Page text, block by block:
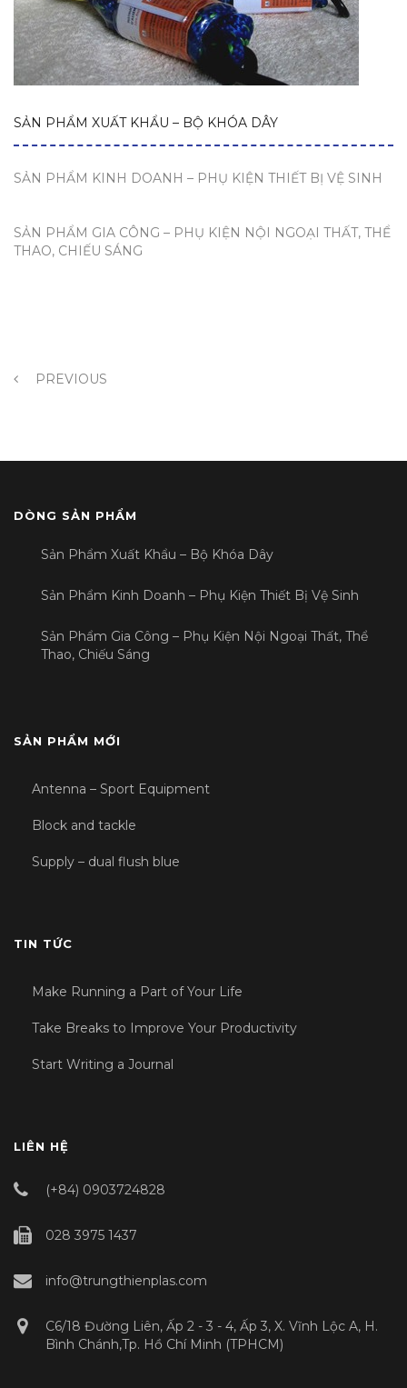
SẢN PHẨM XUẤT KHẨU – BỘ KHÓA DÂY
SẢN PHẨM KINH DOANH – PHỤ KIỆN THIẾT BỊ VỆ SINH
SẢN PHẨM GIA CÔNG – PHỤ KIỆN NỘI NGOẠI THẤT, THỂ
THAO, CHIẾU SÁNG
PREVIOUS
DÒNG SẢN PHẨM
Sản Phẩm Xuất Khẩu – Bộ Khóa Dây
Sản Phẩm Kinh Doanh – Phụ Kiện Thiết Bị Vệ Sinh
Sản Phẩm Gia Công – Phụ Kiện Nội Ngoại Thất, Thể
Thao, Chiếu Sáng
SẢN PHẨM MỚI
Antenna – Sport Equipment
Block and tackle
Supply – dual flush blue
TIN TỨC
Make Running a Part of Your Life
Take Breaks to Improve Your Productivity
Start Writing a Journal
LIÊN HỆ
(+84) 0903724828
028 3975 1437
info@trungthienplas.com
C6/18 Đường Liên, Ấp 2 - 3 - 4, Ấp 3, X. Vĩnh Lộc A, H.
Bình Chánh,Tp. Hồ Chí Minh (TPHCM)